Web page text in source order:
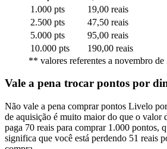
1.000 pts
19,00 reais
2.500 pts
47,50 reais
5.000 pts
95,00 reais
10.000 pts
190,00 reais
** valores referentes a novembro de
Vale a pena trocar pontos por
Não vale a pena comprar pontos Livelo
de aquisição é muito maior do que o valor
paga 70 reais para comprar 1.000 pontos,
significa que você está perdendo 51 reais